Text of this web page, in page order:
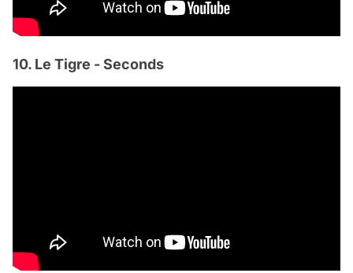
10. Le Tigre - Seconds